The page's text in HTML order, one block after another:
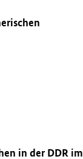
in derDDR im